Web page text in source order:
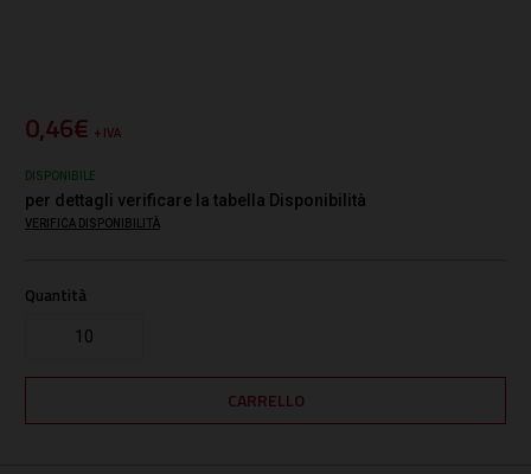
0,46€ + IVA
DISPONIBILE
per dettagli verificare la tabella Disponibilità
VERIFICA DISPONIBILITÀ
Quantità